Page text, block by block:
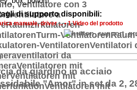
di supporto disponibili:
manuale, driver ...•1 Video del prodotto
da giardino in acciaio
"Amor" in set da 2,